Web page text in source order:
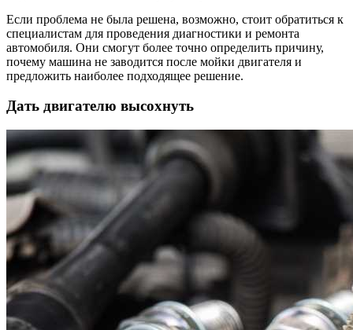
Если проблема не была решена, возможно, стоит обратиться к
специалистам для проведения диагностики и ремонта
автомобиля. Они смогут более точно определить причину,
почему машина не заводится после мойки двигателя и
предложить наиболее подходящее решение.
Дать двигателю высохнуть